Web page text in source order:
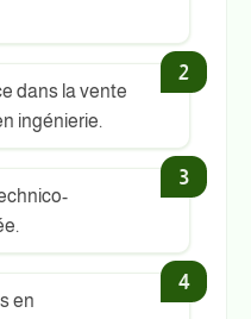
dans la vente
ingénierie.
en